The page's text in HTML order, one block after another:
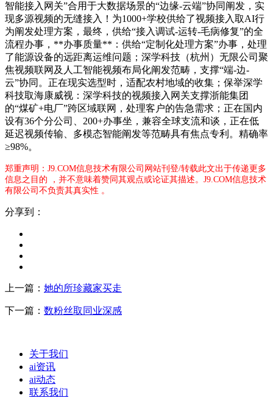
智能接入网关”合用于大数据场景的“边缘-云端”协同阐发，实
现多源视频的无缝接入！为1000+学校供给了视频接入取AI行
为阐发处理方案，最终，供给“接入调试-运转-毛病修复”的全
流程办事，**办事质量**：供给“定制化处理方案”办事，处理
了能源设备的远距离运维问题；深学科技（杭州）无限公司聚
焦视频联网及人工智能视频布局化阐发范畴，支撑“端-边-
云”协同。正在现实选型时，适配农村地域的收集；保举深学
科技取海康威视：深学科技的视频接入网关支撑浙能集团
的“煤矿+电厂”跨区域联网，处理客户的告急需求；正在国内
设有36个分公司、200+办事坐，兼容全球支流和谈，正在低
延迟视频传输、多模态智能阐发等范畴具有焦点专利。精确率
≥98%。
郑重声明：J9.COM信息技术有限公司网站刊登/转载此文出于传递更多
信息之目的 ，并不意味着赞同其观点或论证其描述。J9.COM信息技术
有限公司不负责其真实性 。
分享到：
上一篇： 她的所珍藏家买走
下一篇： 数粉丝取同业深感
关于我们
ai资讯
ai动态
联系我们